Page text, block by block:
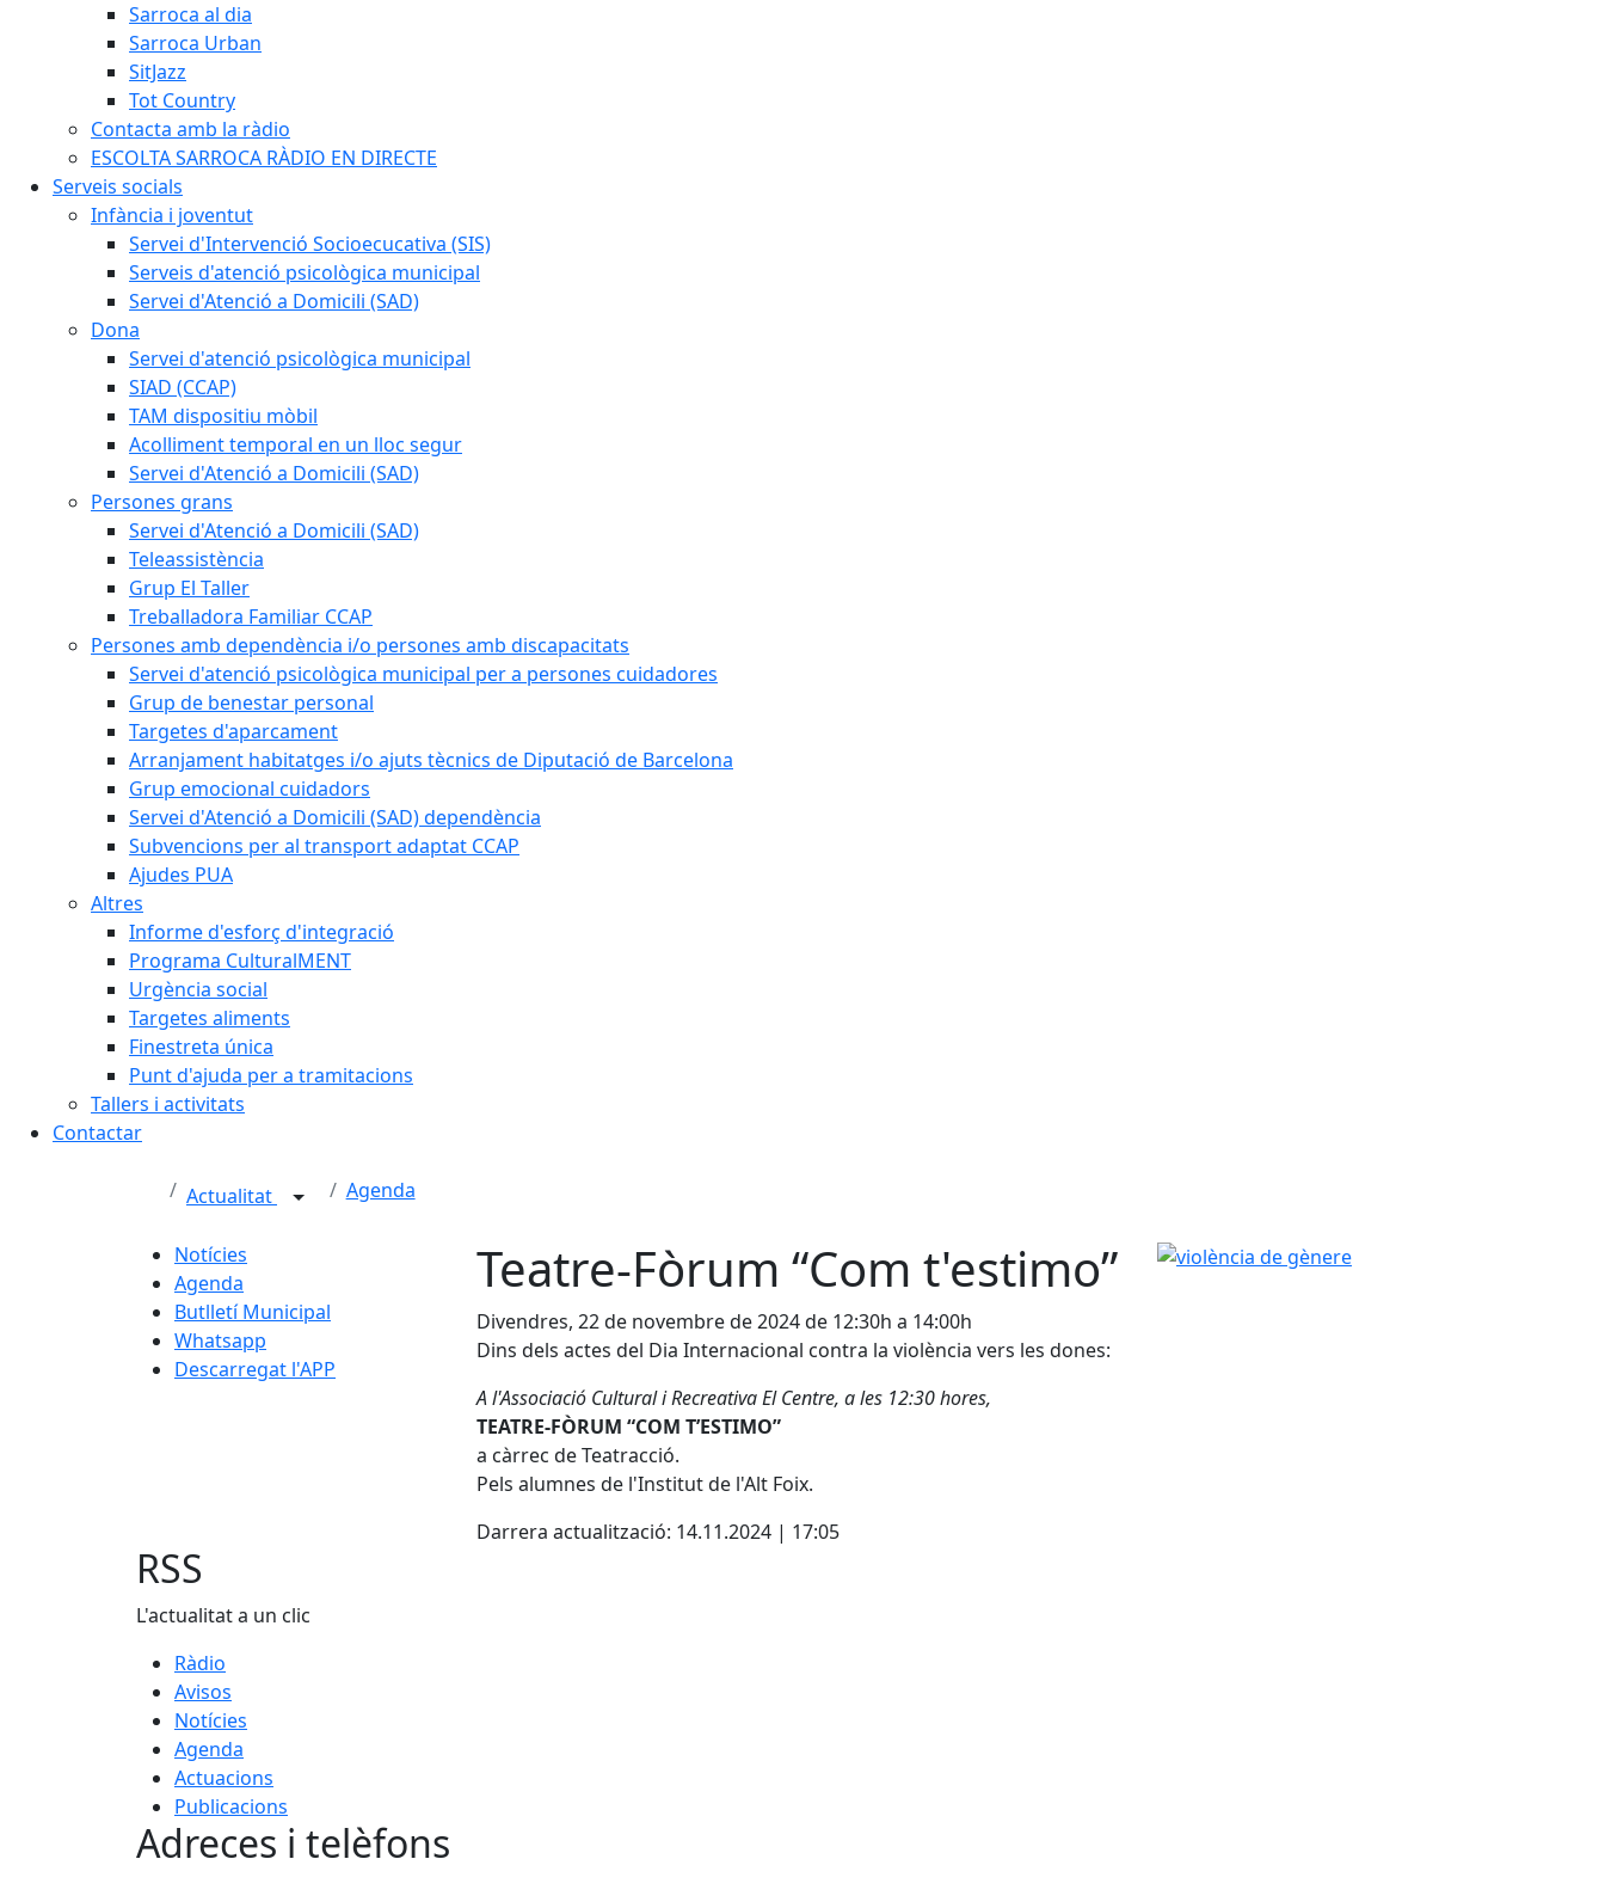
Sarroca al dia
Sarroca Urban
SitJazz
Tot Country
Contacta amb la ràdio
ESCOLTA SARROCA RÀDIO EN DIRECTE
Serveis socials
Infància i joventut
Servei d'Intervenció Socioecucativa (SIS)
Serveis d'atenció psicològica municipal
Servei d'Atenció a Domicili (SAD)
Dona
Servei d'atenció psicològica municipal
SIAD (CCAP)
TAM dispositiu mòbil
Acolliment temporal en un lloc segur
Servei d'Atenció a Domicili (SAD)
Persones grans
Servei d'Atenció a Domicili (SAD)
Teleassistència
Grup El Taller
Treballadora Familiar CCAP
Persones amb dependència i/o persones amb discapacitats
Servei d'atenció psicològica municipal per a persones cuidadores
Grup de benestar personal
Targetes d'aparcament
Arranjament habitatges i/o ajuts tècnics de Diputació de Barcelona
Grup emocional cuidadors
Servei d'Atenció a Domicili (SAD) dependència
Subvencions per al transport adaptat CCAP
Ajudes PUA
Altres
Informe d'esforç d'integració
Programa CulturalMENT
Urgència social
Targetes aliments
Finestreta única
Punt d'ajuda per a tramitacions
Tallers i activitats
Contactar
Actualitat Agenda
Notícies
Agenda
Butlletí Municipal
Whatsapp
Descarregat l'APP
Teatre-Fòrum “Com t'estimo”
Divendres, 22 de novembre de 2024 de 12:30h a 14:00h
Dins dels actes del Dia Internacional contra la violència vers les dones:
A l'Associació Cultural i Recreativa El Centre, a les 12:30 hores,
TEATRE-FÒRUM “COM T’ESTIMO”
a càrrec de Teatracció.
Pels alumnes de l'Institut de l'Alt Foix.
Darrera actualització: 14.11.2024 | 17:05
violència de gènere
RSS
L'actualitat a un clic
Ràdio
Avisos
Notícies
Agenda
Actuacions
Publicacions
Adreces i telèfons